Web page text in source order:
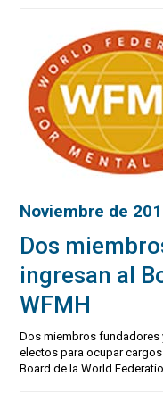
Noviembre de
Dos
ingresan al
WFMH
Dos miembros fundadores
electos para ocupar
Board de la World